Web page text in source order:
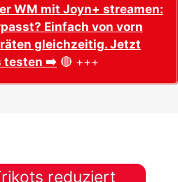
WM mit Joyn+ streamen:
Einfach von vorn
gleichzeitig. Jetzt
testen ➡️ 🔴 +++
reduziert